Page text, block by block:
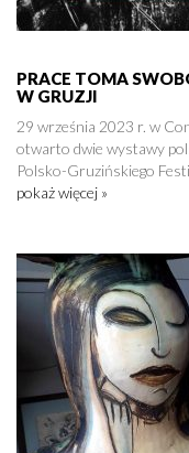
PRACE TOMA
W GRUZJI
29 września 2023 r. w
otwarto dwie wystawy
Polsko-Gruzińskiego
pokaż więcej »